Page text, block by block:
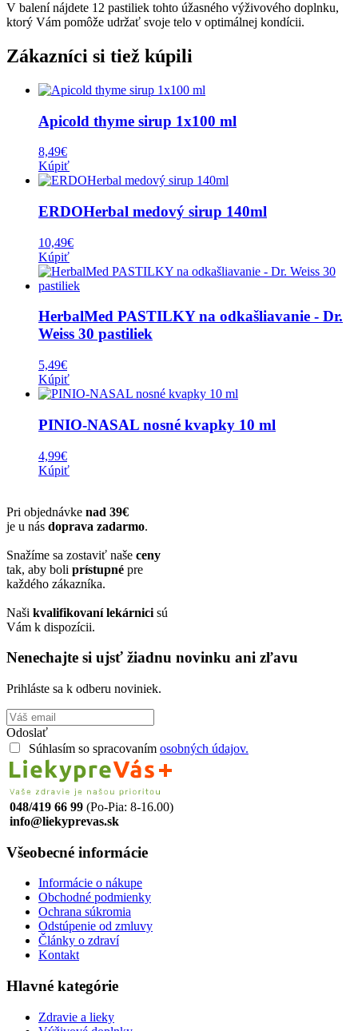
V balení nájdete 12 pastiliek tohto úžasného výživového doplnku,
ktorý Vám pomôže udržať svoje telo v optimálnej kondícii.
Zákazníci si tiež kúpili
Apicold thyme sirup 1x100 ml
8,49€
Kúpiť
ERDOHerbal medový sirup 140ml
10,49€
Kúpiť
HerbalMed PASTILKY na odkašliavanie - Dr.
Weiss 30 pastiliek
5,49€
Kúpiť
PINIO-NASAL nosné kvapky 10 ml
4,99€
Kúpiť
Pri objednávke nad 39€
je u nás doprava zadarmo.
Snažíme sa zostaviť naše ceny
tak, aby boli prístupné pre
každého zákazníka.
Naši kvalifikovaní lekárnici sú
Vám k dispozícii.
Nenechajte si ujsť žiadnu novinku ani zľavu
Prihláste sa k odberu noviniek.
Odoslať
Súhlasím so spracovaním osobných údajov.
048/419 66 99 (Po-Pia: 8-16.00)
info@liekyprevas.sk
Všeobecné informácie
Informácie o nákupe
Obchodné podmienky
Ochrana súkromia
Odstúpenie od zmluvy
Články o zdraví
Kontakt
Hlavné kategórie
Zdravie a lieky